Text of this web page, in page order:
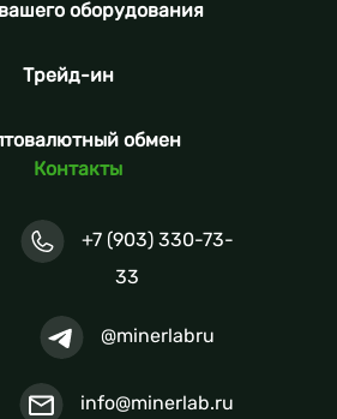
оборудования
Трейд-ин
обмен
Контакты
+7 (903) 330-73-
33
@minerlabru
info@minerlab.ru